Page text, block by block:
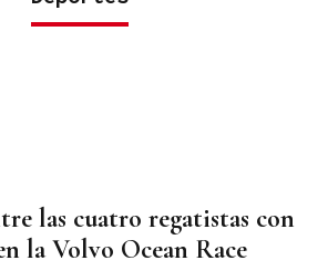
las cuatro regatistas con
la Volvo Ocean Race